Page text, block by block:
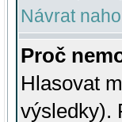
Návrat
Proč
Hlasovat
výsledky).